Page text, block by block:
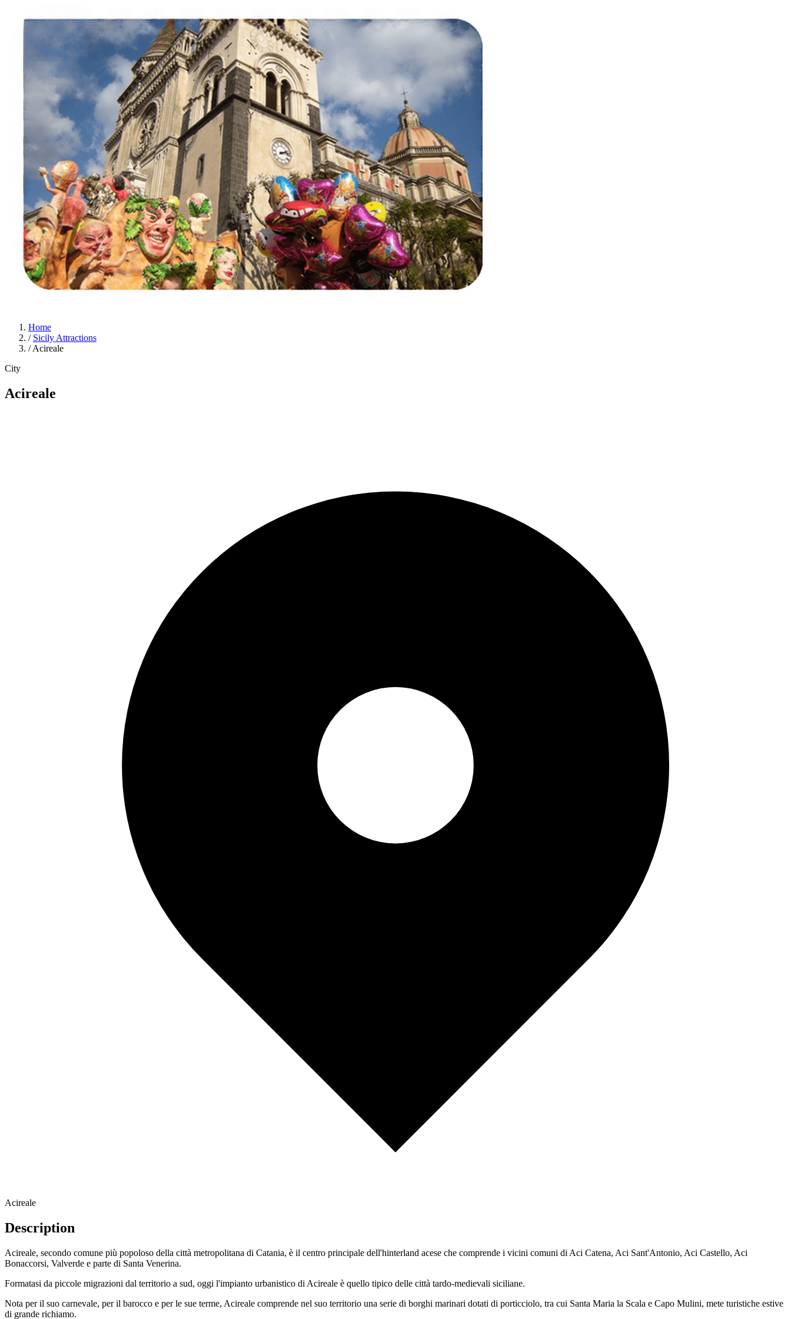
Italiano English Français Deutsch Español
Menu
Home
/ Sicily Attractions
/ Acireale
City
Acireale
Acireale
Description
Acireale, secondo comune più popoloso della città metropolitana di Catania, è il centro principale dell'hinterland acese che comprende i vicini comuni di Aci Catena, Aci Sant'Antonio, Aci Castello, Aci
Bonaccorsi, Valverde e parte di Santa Venerina.
Formatasi da piccole migrazioni dal territorio a sud, oggi l'impianto urbanistico di Acireale è quello tipico delle città tardo-medievali siciliane.
Nota per il suo carnevale, per il barocco e per le sue terme, Acireale comprende nel suo territorio una serie di borghi marinari dotati di porticciolo, tra cui Santa Maria la Scala e Capo Mulini, mete turistiche estive
di grande richiamo.